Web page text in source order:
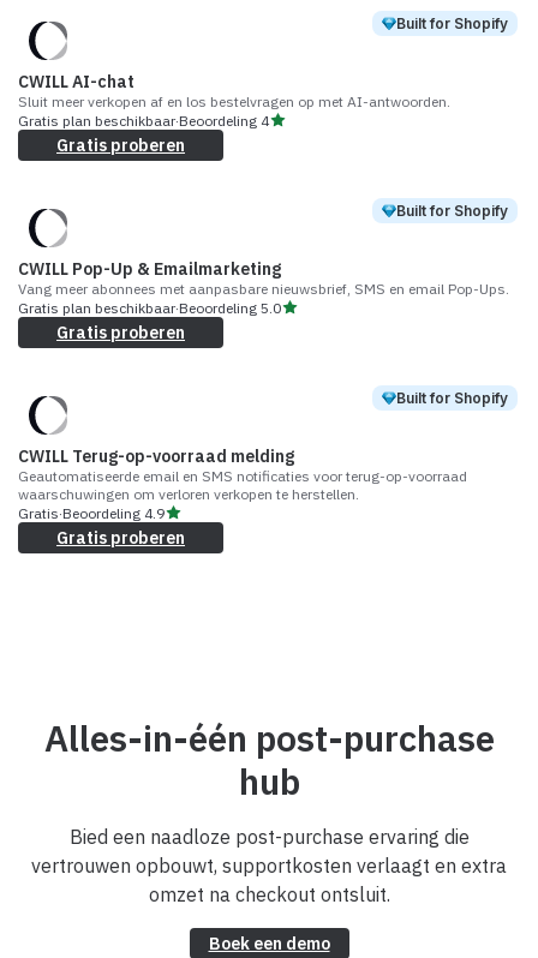
Built for Shopify
CWILL AI-chat
Sluit meer verkopen af en los bestelvragen op met AI-antwoorden.
Gratis plan beschikbaar·Beoordeling 4
Gratis proberen
Built for Shopify
CWILL Pop-Up & Emailmarketing
Vang meer abonnees met aanpasbare nieuwsbrief, SMS en email Pop-Ups.
Gratis plan beschikbaar·Beoordeling 5.0
Gratis proberen
Built for Shopify
CWILL Terug-op-voorraad melding
Geautomatiseerde email en SMS notificaties voor terug-op-voorraad
waarschuwingen om verloren verkopen te herstellen.
Gratis·Beoordeling 4.9
Gratis proberen
Alles-in-één post-purchase
hub
Bied een naadloze post-purchase ervaring die
vertrouwen opbouwt, supportkosten verlaagt en extra
omzet na checkout ontsluit.
Boek een demo